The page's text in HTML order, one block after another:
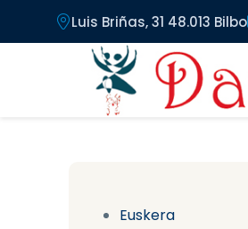
Pasar al contenido principal
Luis Briñas, 31 48.013 Bilbo
Euskera